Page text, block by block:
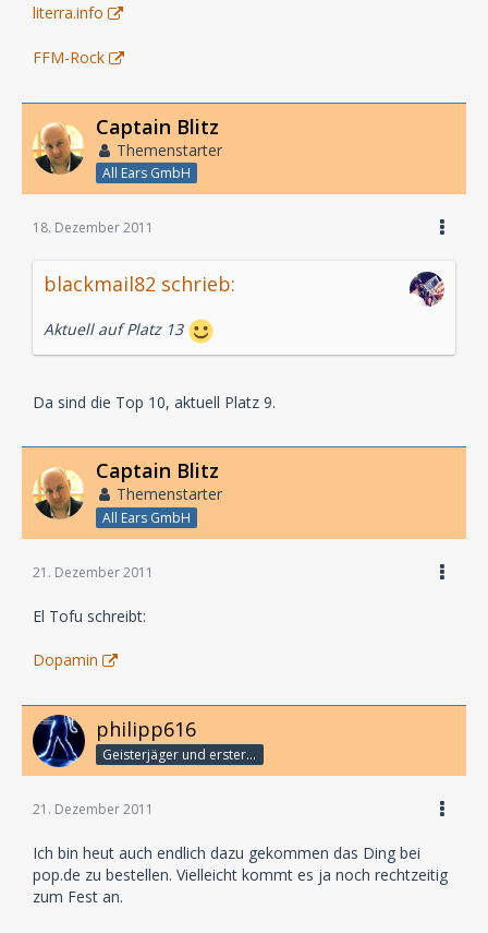
literra.info
FFM-Rock
Captain Blitz
Themenstarter
All Ears GmbH
18. Dezember 2011
blackmail82 schrieb:
Aktuell auf Platz 13
Da sind die Top 10, aktuell Platz 9.
Captain Blitz
Themenstarter
All Ears GmbH
21. Dezember 2011
El Tofu schreibt:
Dopamin
philipp616
Geisterjäger und erster Detektiv
21. Dezember 2011
Ich bin heut auch endlich dazu gekommen das Ding bei
pop.de zu bestellen. Vielleicht kommt es ja noch rechtzeitig
zum Fest an.